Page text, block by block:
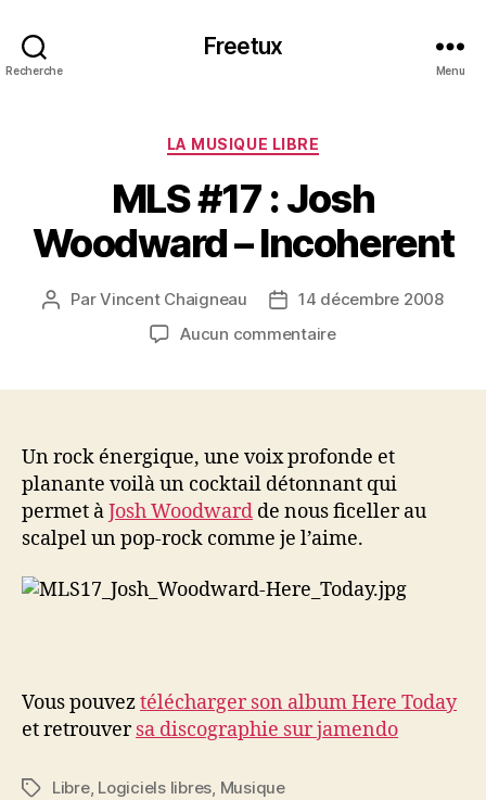
Recherche
Freetux
Menu
Catégories
LA MUSIQUE LIBRE
MLS #17 : Josh
Woodward – Incoherent
Auteur
ParVincent Chaigneau
Date14 décembre 2008
Aucun commentairesur
Woodward
–
Incoherent
Un rock énergique, une voix profonde et
planante voilà un cocktail détonnant qui
permet àJosh Woodward de nous ficeller au
scalpel un pop-rock comme je l’aime.
Vous pouveztélécharger son album Here Today
et retrouversa discographie sur jamendo
Étiquettes
Libre, Logiciels libres Musique